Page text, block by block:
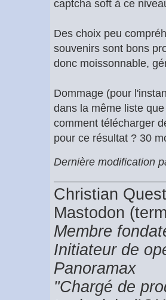
captcha soft à ce
Des choix peu
souvenirs sont bons
donc moissonnable,
Dommage (pour
dans la même liste
comment télécharger
pour ce résultat ? 30
Dernière modification
Christian
Mastodon
Membre
Initiateur de
Panoramax
"Chargé de